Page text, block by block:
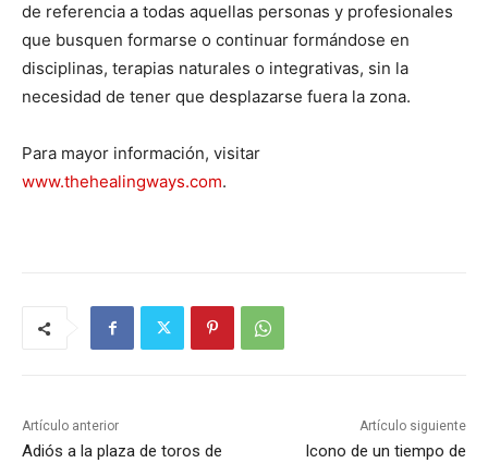
de referencia a todas aquellas personas y profesionales
que busquen formarse o continuar formándose en
disciplinas, terapias naturales o integrativas, sin la
necesidad de tener que desplazarse fuera la zona.
Para mayor información, visitar
www.thehealingways.com.
Artículo anterior
Adiós a la plaza de toros de
Artículo siguiente
Icono de un tiempo de